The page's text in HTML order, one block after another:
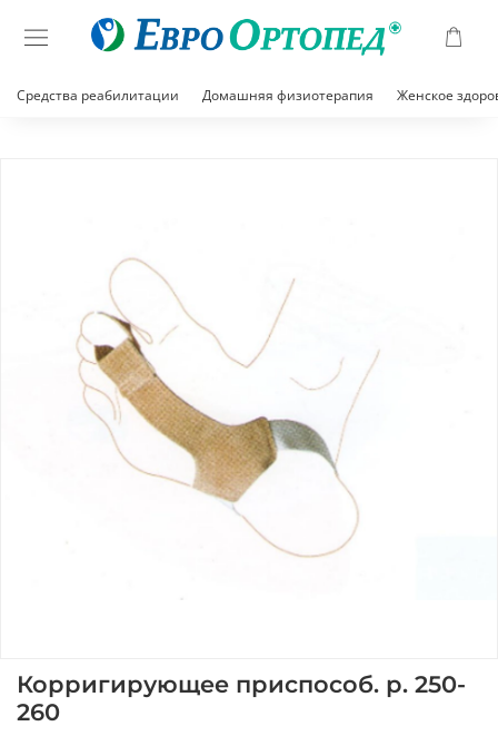
Средства реабилитации Домашняя физиотерапия Женское
Корригирующее приспособ. р. 250-
260